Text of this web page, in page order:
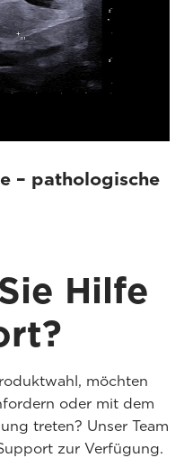
– pathologische
Hilfe
möchten
oder mit dem
treten? Unser Team
zur Verfügung.